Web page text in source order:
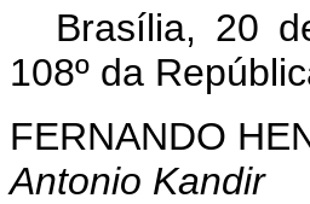
Brasília, 20
108º da
FERNANDO
Antonio Kandir